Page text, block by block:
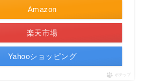
Amazon
楽天市場
Yahooショッピング
ポチップ